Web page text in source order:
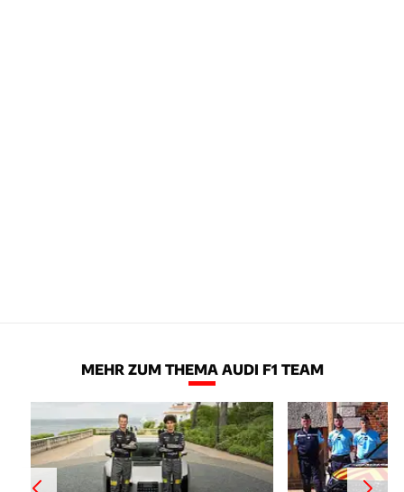
MEHR ZUM THEMA AUDI F1 TEAM